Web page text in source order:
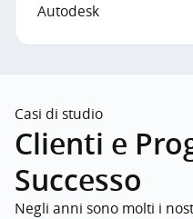
Autodesk
Casi di studio
Clienti e
Successo
Negli anni sono molti i